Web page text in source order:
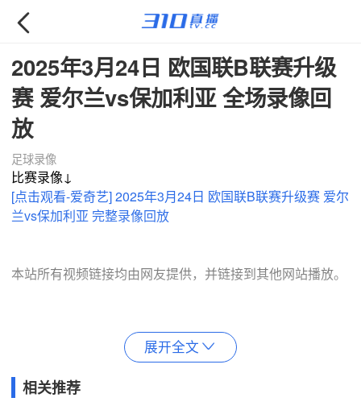

2025年3月24日 欧国联B联赛升级
赛 爱尔兰vs保加利亚 全场录像回
放
足球录像
比赛录像↓
[点击观看-爱奇艺] 2025年3月24日 欧国联B联赛升级赛 爱尔
兰vs保加利亚 完整录像回放
本站所有视频链接均由网友提供，并链接到其他网站播放。
展开全文 
相关推荐